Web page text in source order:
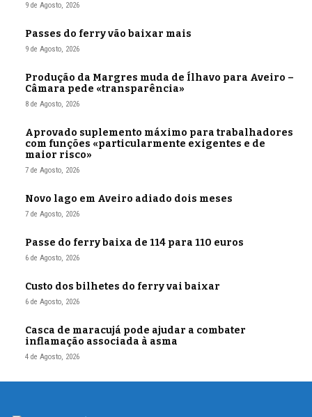
9 de Agosto, 2026
Passes do ferry vão baixar mais
9 de Agosto, 2026
Produção da Margres muda de Ílhavo para Aveiro –
Câmara pede «transparência»
8 de Agosto, 2026
Aprovado suplemento máximo para trabalhadores
com funções «particularmente exigentes e de
maior risco»
7 de Agosto, 2026
Novo lago em Aveiro adiado dois meses
7 de Agosto, 2026
Passe do ferry baixa de 114 para 110 euros
6 de Agosto, 2026
Custo dos bilhetes do ferry vai baixar
6 de Agosto, 2026
Casca de maracujá pode ajudar a combater
inflamação associada à asma
4 de Agosto, 2026